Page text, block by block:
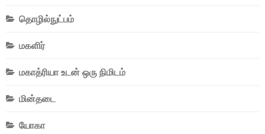
தொழில்நுட்பம்
மகளிர்
மகாத்ரியா உடன் ஒரு நிமிடம்
மின்தடை
யோகா